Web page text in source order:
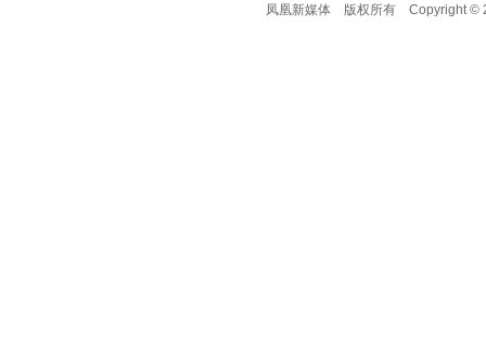
凤凰新媒体
版权所有 Copyright ©